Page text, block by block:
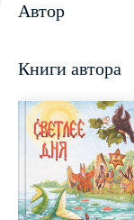
Автор
Книги автора